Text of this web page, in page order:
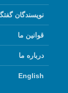
نویسندگان
قوانین ما
درباره ما
English